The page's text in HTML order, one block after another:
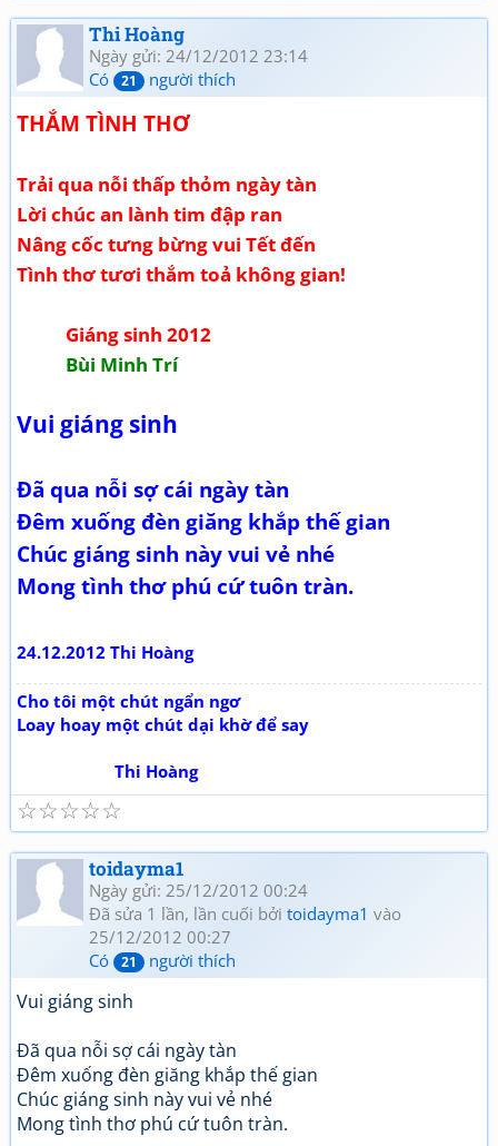
Thi Hoàng
Ngày gửi: 24/12/2012 23:14
Có
21 người thích
THẮM TÌNH THƠ
Trải qua nỗi thấp thỏm ngày tàn
Lời chúc an lành tim đập ran
Nâng cốc tưng bừng vui Tết đến
Tình thơ tươi thắm toả không gian!
Giáng sinh 2012
Bùi Minh Trí
Vui giáng sinh
Đã qua nỗi sợ cái ngày tàn
Đêm xuống đèn giăng khắp thế gian
Chúc giáng sinh này vui vẻ nhé
Mong tình thơ phú cứ tuôn tràn.
24.12.2012 Thi Hoàng
Cho tôi một chút ngẩn ngơ
Loay hoay một chút dại khờ để say
Thi Hoàng
☆
☆
☆
☆
☆
toidayma1
Ngày gửi: 25/12/2012 00:24
Đã sửa 1 lần, lần cuối bởi toidayma1 vào
25/12/2012 00:27
Có
21 người thích
Vui giáng sinh
Đã qua nỗi sợ cái ngày tàn
Đêm xuống đèn giăng khắp thế gian
Chúc giáng sinh này vui vẻ nhé
Mong tình thơ phú cứ tuôn tràn.